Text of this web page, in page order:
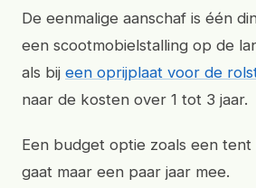
De eenmalige aanschaf is één
een scootmobielstalling op de
als bij een oprijplaat voor de
naar de kosten over 1 tot 3 jaar.
Een budget optie zoals een
gaat maar een paar jaar mee.